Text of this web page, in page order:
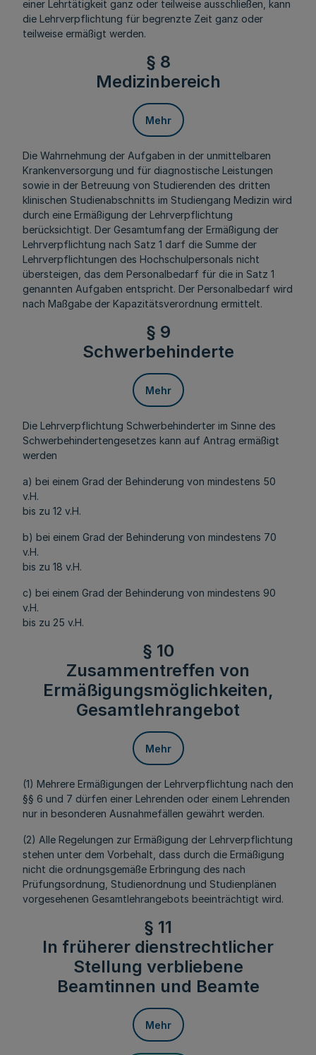
einer Lehrtätigkeit ganz oder teilweise ausschließen, kann
die Lehrverpflichtung für begrenzte Zeit ganz oder
teilweise ermäßigt werden.
§ 8
Medizinbereich
Mehr
Die Wahrnehmung der Aufgaben in der unmittelbaren
Krankenversorgung und für diagnostische Leistungen
sowie in der Betreuung von Studierenden des dritten
klinischen Studienabschnitts im Studiengang Medizin wird
durch eine Ermäßigung der Lehrverpflichtung
berücksichtigt. Der Gesamtumfang der Ermäßigung der
Lehrverpflichtung nach Satz 1 darf die Summe der
Lehrverpflichtungen des Hochschulpersonals nicht
übersteigen, das dem Personalbedarf für die in Satz 1
genannten Aufgaben entspricht. Der Personalbedarf wird
nach Maßgabe der Kapazitätsverordnung ermittelt.
§ 9
Schwerbehinderte
Mehr
Die Lehrverpflichtung Schwerbehinderter im Sinne des
Schwerbehindertengesetzes kann auf Antrag ermäßigt
werden
a) bei einem Grad der Behinderung von mindestens 50
v.H.
bis zu 12 v.H.
b) bei einem Grad der Behinderung von mindestens 70
v.H.
bis zu 18 v.H.
c) bei einem Grad der Behinderung von mindestens 90
v.H.
bis zu 25 v.H.
§ 10
Zusammentreffen von
Ermäßigungsmöglichkeiten,
Gesamtlehrangebot
Mehr
(1) Mehrere Ermäßigungen der Lehrverpflichtung nach den
§§ 6 und 7 dürfen einer Lehrenden oder einem Lehrenden
nur in besonderen Ausnahmefällen gewährt werden.
(2) Alle Regelungen zur Ermäßigung der Lehrverpflichtung
stehen unter dem Vorbehalt, dass durch die Ermäßigung
nicht die ordnungsgemäße Erbringung des nach
Prüfungsordnung, Studienordnung und Studienplänen
vorgesehenen Gesamtlehrangebots beeinträchtigt wird.
§ 11
In früherer dienstrechtlicher
Stellung verbliebene
Beamtinnen und Beamte
Mehr